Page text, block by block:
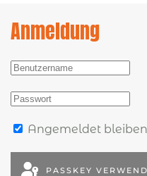
Anmeldung
Angemeldet bleiben
PASSKEY